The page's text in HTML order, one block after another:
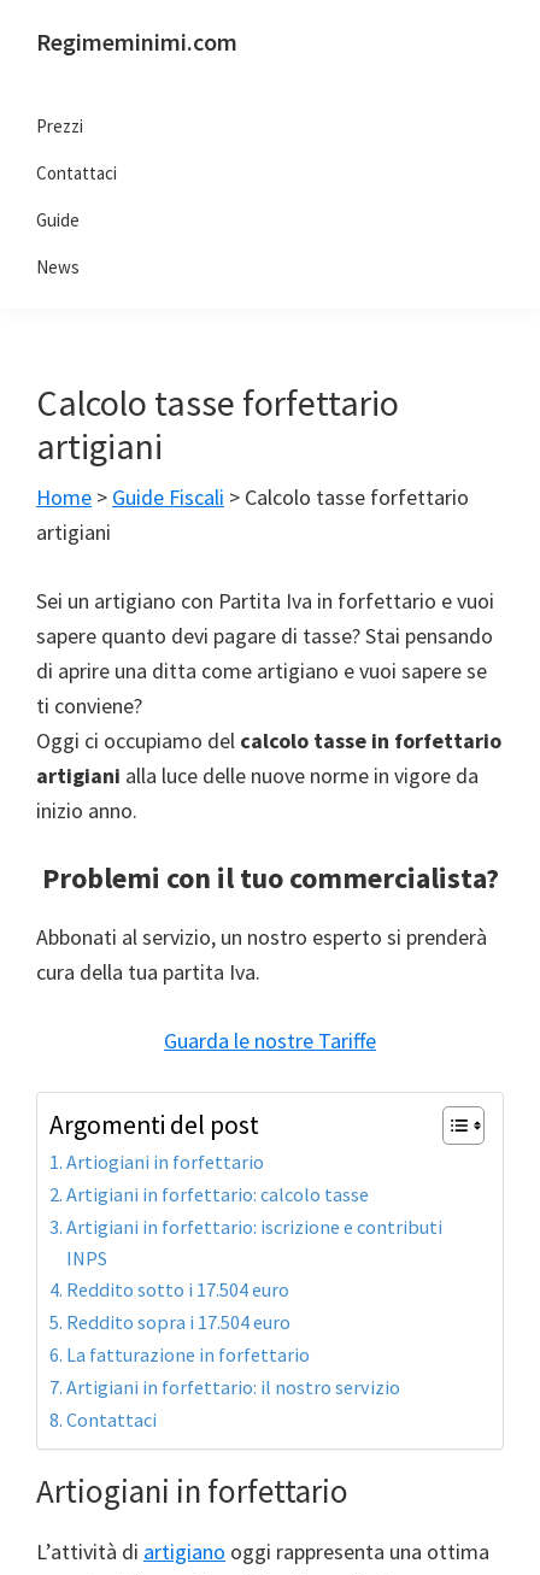
primaria
principale
laterale
Regimeminimi.com
consulente
di
fiducia
Prezzi
Contattaci
Guide
News
Calcolo tasse forfettario
artigiani
Home > Guide Fiscali > Calcolo tasse forfettario
artigiani
Sei un artigiano con Partita Iva in forfettario e vuoi
sapere quanto devi pagare di tasse? Stai pensando
di aprire una ditta come artigiano e vuoi sapere se
ti conviene?
Oggi ci occupiamo del calcolo tasse in forfettario
artigiani alla luce delle nuove norme in vigore da
inizio anno.
Problemi con il tuo commercialista?
Abbonati al servizio, un nostro esperto si prenderà
cura della tua partita Iva.
Guarda le nostre Tariffe
Argomenti del post
Artiogiani in forfettario
Artigiani in forfettario: calcolo tasse
Artigiani in forfettario: iscrizione e contributi
INPS
Reddito sotto i 17.504 euro
Reddito sopra i 17.504 euro
La fatturazione in forfettario
Artigiani in forfettario: il nostro servizio
Contattaci
Artiogiani in forfettario
L’attività di artigiano oggi rappresenta una ottima